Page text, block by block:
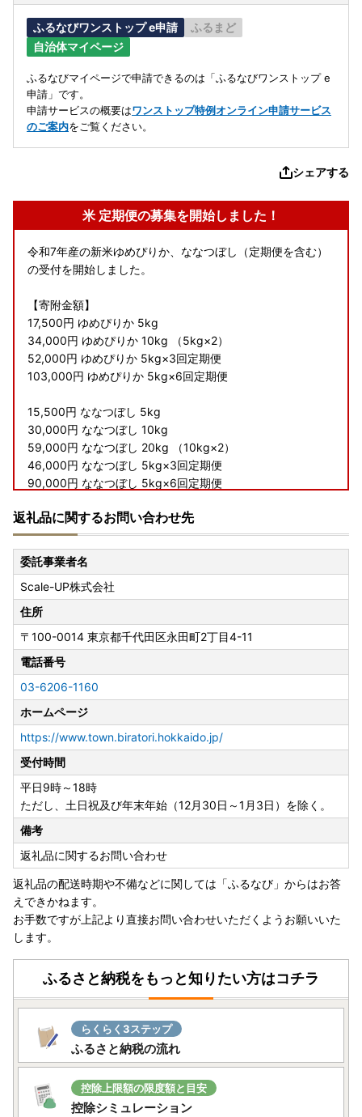
ふるなびワンストップ e申請
ふるまど
自治体マイページ
ふるなびマイページで申請できるのは「ふるなびワンストップ e
申請」です。
申請サービスの概要はワンストップ特例オンライン申請サービス
のご案内をご覧ください。
シェアする
米 定期便の募集を開始しました！
令和7年産の新米ゆめぴりか、ななつぼし（定期便を含む）
の受付を開始しました。
【寄附金額】
17,500円 ゆめぴりか 5kg
34,000円 ゆめぴりか 10kg （5kg×2）
52,000円 ゆめぴりか 5kg×3回定期便
103,000円 ゆめぴりか 5kg×6回定期便
15,500円 ななつぼし 5kg
30,000円 ななつぼし 10kg
59,000円 ななつぼし 20kg （10kg×2）
46,000円 ななつぼし 5kg×3回定期便
90,000円 ななつぼし 5kg×6回定期便
177,000円 ななつぼし 10kg×6回定期便
返礼品に関するお問い合わせ先
委託事業者名
Scale-UP株式会社
住所
〒100-0014 東京都千代田区永田町2丁目4-11
電話番号
03-6206-1160
ホームページ
https://www.town.biratori.hokkaido.jp/
受付時間
平日9時～18時
ただし、土日祝及び年末年始（12月30日～1月3日）を除く。
備考
返礼品に関するお問い合わせ
返礼品の配送時期や不備などに関しては「ふるなび」からはお答
えできかねます。
お手数ですが上記より直接お問い合わせいただくようお願いいた
します。
ふるさと納税をもっと知りたい方はコチラ
らくらく3ステップ
ふるさと納税の流れ
控除上限額の限度額と目安
控除シミュレーション